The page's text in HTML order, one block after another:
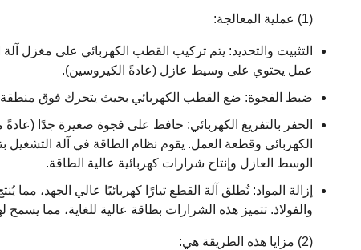
(1) عملية المعالجة:
عمل يحتوي على وسيط عازل (عادةً الكيروسين).
ضبط الفجوة: ضع القطب الكهربائي بحيث يتحرك فوق منطقة
الحفر بالتفريغ الكهربائي: حافظ على فجوة صغيرة جدًا
الكهربائي وقطعة العمل. يقوم نظام الطاقة في آلة
الوسط العازل وإنتاج شرارات كهربائية عالية الطاقة.
إزالة المواد: تُطلق آلة القطع تيارًا كهربائيًا عالي الجهد،
والفولاذ. تتميز هذه الشرارات بطاقة عالية للغاية، مما
(2) مزايا هذه الطريقة هي: